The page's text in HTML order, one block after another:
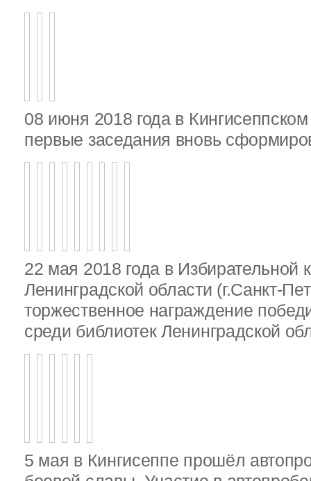
08 июня 2018 года в
первые заседания вновь
22 мая 2018 года в Избирательной
Ленинградской области (г.Санкт-
торжественное награждение
среди библиотек Ленинградской
5 мая в Кингисеппе прошёл